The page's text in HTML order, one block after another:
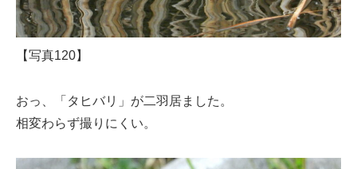
【写真120】
おっ、「タヒバリ」が二羽居ました。
相変わらず撮りにくい。